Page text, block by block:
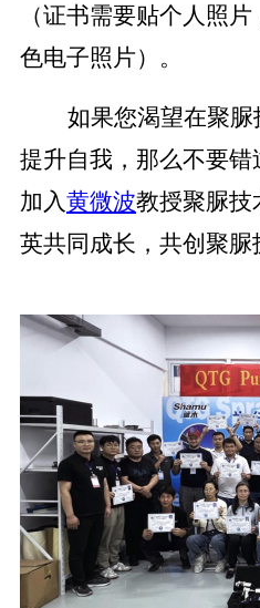
（证书需要贴个人照片
色电子照片）。
如果您渴望在聚脲
提升自我，那么不要错
加入黄微波教授聚脲技
英共同成长，共创聚脲